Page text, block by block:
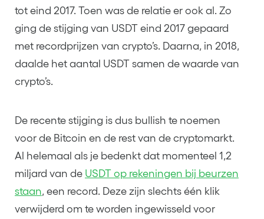
tot eind 2017. Toen was de relatie er ook al. Zo
ging de stijging van USDT eind 2017 gepaard
met recordprijzen van crypto’s. Daarna, in 2018,
daalde het aantal USDT samen de waarde van
crypto’s.
De recente stijging is dus bullish te noemen
voor de Bitcoin en de rest van de cryptomarkt.
Al helemaal als je bedenkt dat momenteel 1,2
miljard van de USDT op rekeningen bij beurzen
staan, een record. Deze zijn slechts één klik
verwijderd om te worden ingewisseld voor